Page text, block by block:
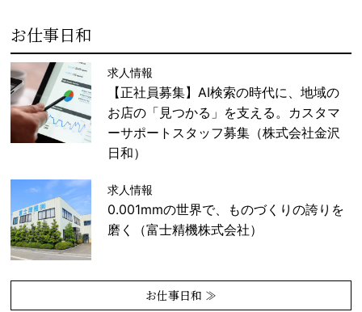
お仕事日和
求人情報
【正社員募集】AI検索の時代に、地域の
お店の「見つかる」を支える。カスタマ
ーサポートスタッフ募集（株式会社金沢
日和）
求人情報
0.001mmの世界で、ものづくりの誇りを
磨く（富士精機株式会社）
お仕事日和 ≫